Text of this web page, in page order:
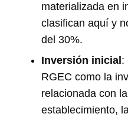
materializada en
clasifican aquí y
del 30%.
Inversión inicial :
RGEC como la
relacionada con
establecimiento,